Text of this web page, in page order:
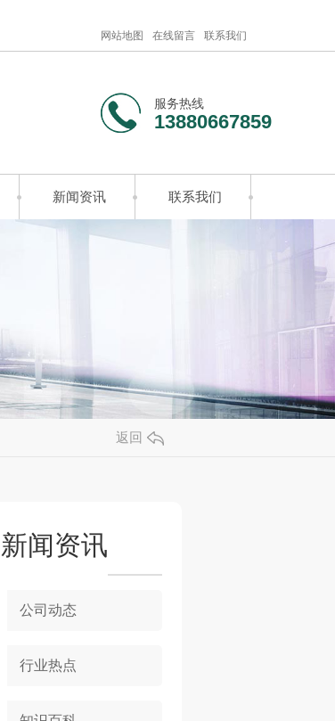
网站地图 在线留言 联系我们
服务热线
13880667859
新闻资讯 联系我们
返回
新闻资讯
公司动态
行业热点